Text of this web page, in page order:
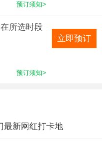
预订须知>
所选时段
预订须知>
立即预订
最新网红打卡地